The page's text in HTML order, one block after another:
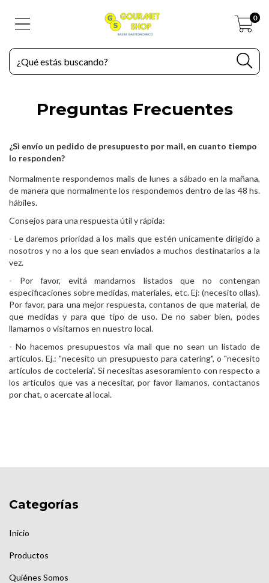
0
Preguntas Frecuentes
¿Si envío un pedido de presupuesto por mail, en cuanto tiempo
lo responden?
Normalmente respondemos mails de lunes a sábado en la mañana,
de manera que normalmente los respondemos dentro de las 48 hs.
hábiles.
Consejos para una respuesta útil y rápida:
- Le daremos prioridad a los mails que estén unicamente dirigido a
nosotros y no a los que sean enviados a muchos destinatarios a la
vez.
- Por favor, evitá mandarnos listados que no contengan
especificaciones sobre medidas, materiales, etc. Ej: (necesito ollas).
Por favor, para una mejor respuesta, contanos de que material, de
que medidas y para que tipo de uso. De no saber bien, podes
llamarnos o visitarnos en nuestro local.
- No hacemos presupuestos vía mail que no sean un listado de
artículos. Ej.: "necesito un presupuesto para catering", o "necesito
artículos de coctelería". Si necesitas asesoramiento con respecto a
los artículos que vas a necesitar, por favor llamanos, contactanos
por chat, o acercate al local.
Categorías
Inicio
Productos
Quiénes Somos